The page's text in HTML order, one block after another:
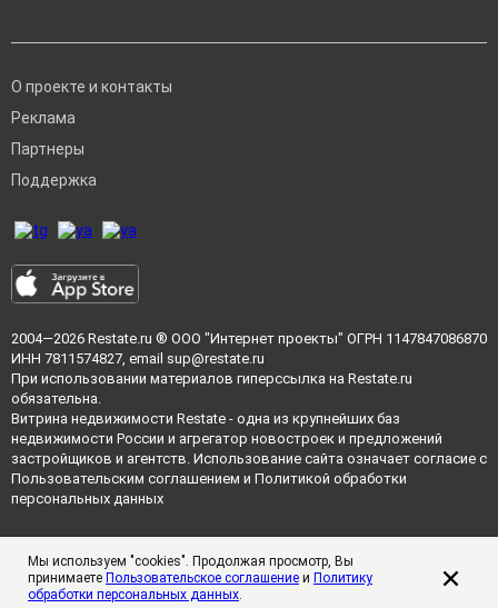
О проекте и контакты
Реклама
Партнеры
Поддержка
2004—2026 Restate.ru ® ООО "Интернет проекты" ОГРН 1147847086870
ИНН 7811574827, email sup@restate.ru
При использовании материалов гиперссылка на Restate.ru
обязательна.
Витрина недвижимости Restate - одна из крупнейших баз
недвижимости России и агрегатор новостроек и предложений
застройщиков и агентств. Использование сайта означает согласие с
Пользовательским соглашением и Политикой обработки
персональных данных
Мы используем "cookies". Продолжая просмотр, Вы
принимаете Пользовательское соглашение и Политику
обработки персональных данных.